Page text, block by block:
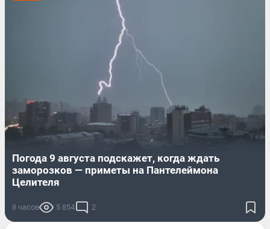
Погода 9 августа подскажет, когда ждать
заморозков — приметы на Пантелеймона
Целителя
8 часов 5 854 2